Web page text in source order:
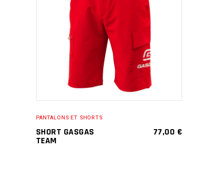
SELECT OPTIONS
options
chosen
PANTALONS ET SHORTS
SHORT GASGAS
TEAM
77,00 €